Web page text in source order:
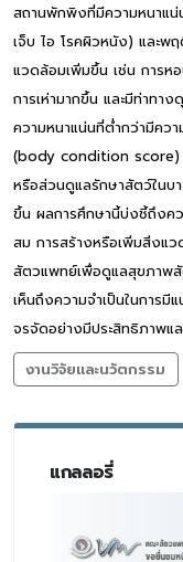
สถานพักพิงที่มีความหนาแ
เจ็บ ไอ โรคผิวหนัง) และพ
แวดล้อมเพิ่มขึ้น เช่น การห
การเห่ามากขึ้น และมีท่าท
ความหนาแน่นที่ต่ำกว่ามีคว
(body condition score)
หรือส่วนดูแลรักษาสัตว์ในบ
ขึ้น ผลการศึกษานี้บ่งชี้ถึงค
สม การสร้างหรือเพิ่มสิ่งแว
สัตวแพทย์เพื่อดูแลสุขภาพ
เห็นถึงความจำเป็นในการ
จรจัดอย่างมีประสิทธิภาพแล
งานวิจัยและนวัตกรรม
แกลลอรี่